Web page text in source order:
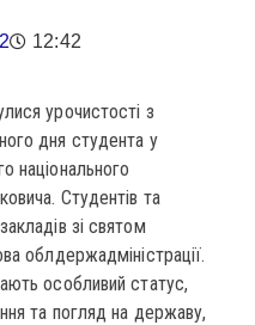
12:42
урочистості з
дня студента у
національного
Студентів та
зі святом
облдержадміністрації.
особливий статус,
та погляд на державу,